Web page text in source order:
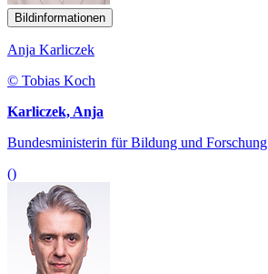
Bildinformationen
Anja Karliczek
© Tobias Koch
Karliczek, Anja
Bundesministerin für Bildung und Forschung
()